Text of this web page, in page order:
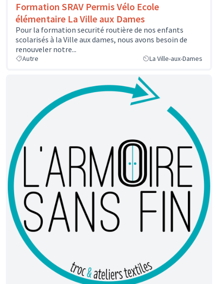
Formation SRAV Permis Vélo Ecole
élémentaire La Ville aux Dames
Pour la formation securité routière de nos enfants
scolarisés à la Ville aux dames, nous avons besoin de
renouveler notre...
Autre La Ville-aux-Dames